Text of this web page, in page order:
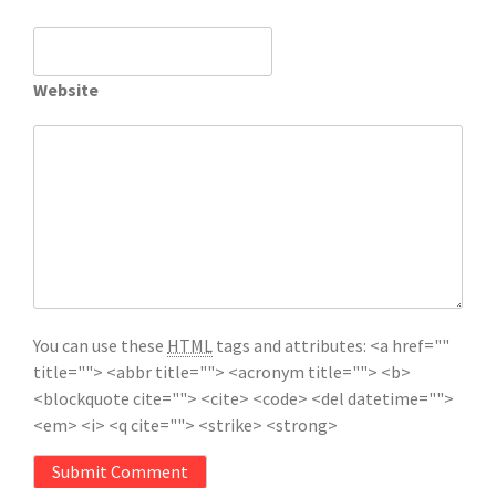
Website
You can use these HTML tags and attributes: <a href=""
title=""> <abbr title=""> <acronym title=""> <b>
<blockquote cite=""> <cite> <code> <del datetime="">
<em> <i> <q cite=""> <strike> <strong>
Submit Comment